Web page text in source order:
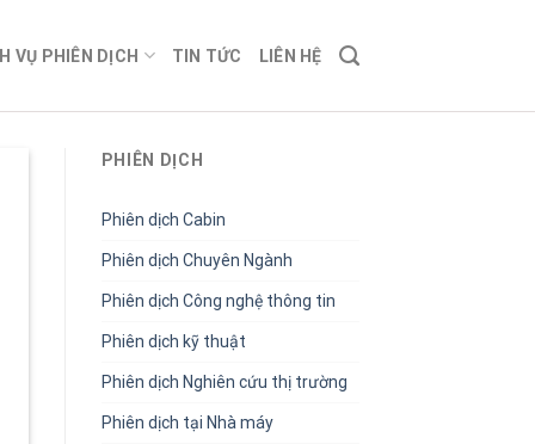
VỤ PHIÊN DỊCH TIN TỨC LIÊN HỆ
PHIÊN DỊCH
Phiên dịch Cabin
Phiên dịch Chuyên Ngành
Phiên dịch Công nghệ thông tin
Phiên dịch kỹ thuật
Phiên dịch Nghiên cứu thị trường
Phiên dịch tại Nhà máy